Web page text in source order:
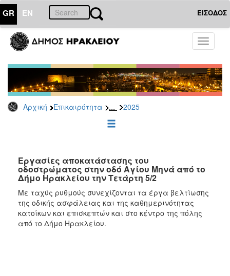
GR EN ΕΙΣΟΔΟΣ
Toggle
Αρχική Επικαιρότητα ... 2025
ΕΠΙΚΑΙΡΟΤΗΤΑ
Τύπου
Αρχείο
2026
2025
2022
2021
2020
2019
2018
Εργασίες αποκατάστασης του
οδοστρώματος στην οδό Αγίου Μηνά από το
Δήμο Ηρακλείου την Τετάρτη 5/2
Με ταχύς ρυθμούς συνεχίζονται τα έργα βελτίωσης
της οδικής ασφάλειας και της καθημερινότητας
κατοίκων και επισκεπτών και στο κέντρο της πόλης
από το Δήμο Ηρακλείου.